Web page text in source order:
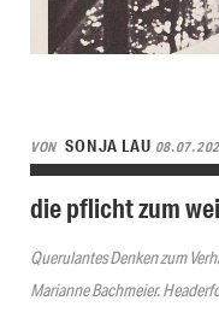
VON SONJA LAU
die pflicht zum
Querulantes Denken zum
Marianne Bachmeier.